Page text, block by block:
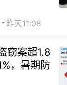
昨天11:08
窃案超1.8
，暑期防